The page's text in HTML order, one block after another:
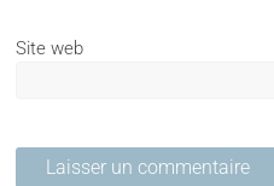
Site web